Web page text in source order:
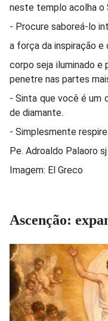
neste templo acolha o
- Procure saboreá-lo
a força da inspiração e
corpo seja iluminado e
penetre nas partes
- Sinta que você é um
de diamante.
- Simplesmente respire
Pe. Adroaldo Palaoro sj
Imagem: El Greco
Ascenção: